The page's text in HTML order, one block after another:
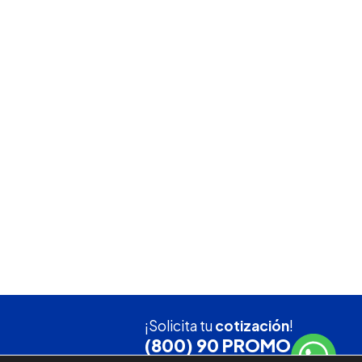
¡Solicita tucotización!
(800) 90 PROMO